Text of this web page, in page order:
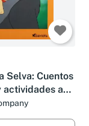
Selva: Cuentos
actividades a